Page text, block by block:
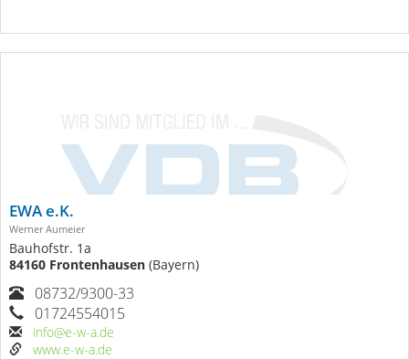
EWA e.K.
Werner Aumeier
Bauhofstr. 1a
84160 Frontenhausen (Bayern)
08732/9300-33
01724554015
info@e-w-a.de
www.e-w-a.de